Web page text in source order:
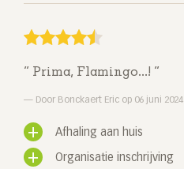
Prima, Flamingo...!
Door Bonckaert Eric op 06 juni 2024
Afhaling aan huis
Organisatie inschrijving